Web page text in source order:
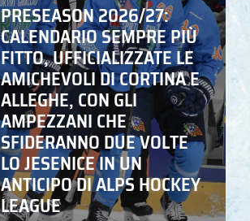
PRESEASON 2026/27:
CALENDARIO SEMPRE PIÙ
FITTO, UFFICIALIZZATE LE
AMICHEVOLI DI CORTINA E
ALLEGHE, CON GLI
AMPEZZANI CHE
SFIDERANNO DUE VOLTE
LO JESENICE IN UN
ANTICIPO DI ALPS HOCKEY
LEAGUE